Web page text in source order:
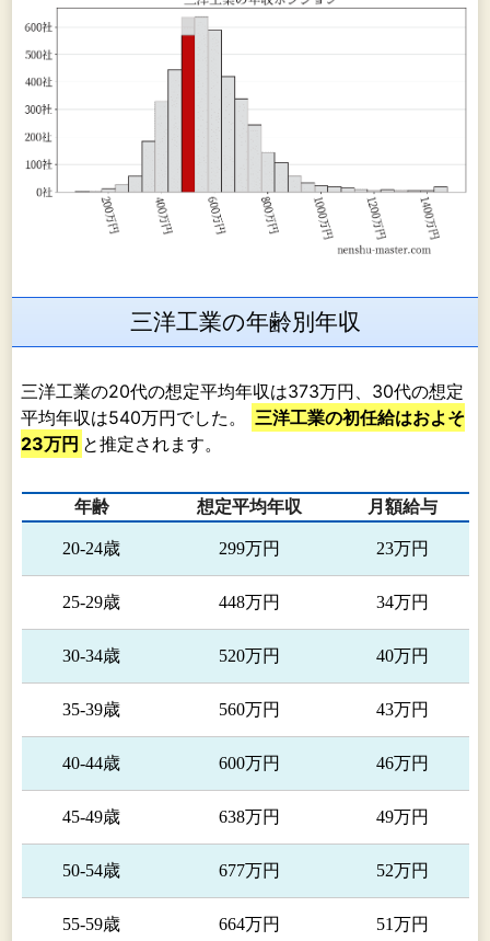
三洋工業の年齢別年収
三洋工業の20代の想定平均年収は373万円、30代の想定
平均年収は540万円でした。
三洋工業の初任給はおよそ
23万円 と推定されます。
年齢 想定平均年収 月額給与
20-24歳 299万円 23万円
25-29歳 448万円 34万円
30-34歳 520万円 40万円
35-39歳 560万円 43万円
40-44歳 600万円 46万円
45-49歳 638万円 49万円
50-54歳 677万円 52万円
55-59歳 664万円 51万円